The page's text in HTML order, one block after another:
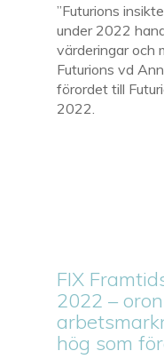
”Futurions
under 2022
värderingar och
Futurions vd
förordet till
2022.
FIX
2022 –
hög som